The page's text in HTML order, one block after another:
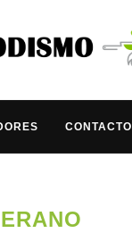
CONTACTO